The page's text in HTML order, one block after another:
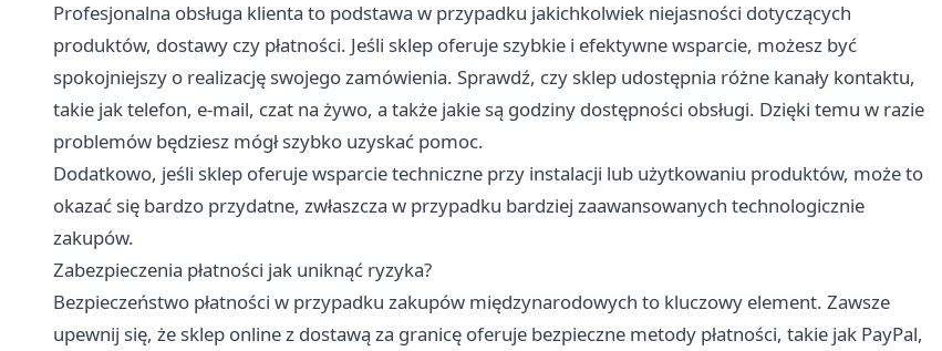
Profesjonalna obsługa klienta to podstawa w przypadku jakichkolwiek niejasności dotyczących
produktów, dostawy czy płatności. Jeśli sklep oferuje szybkie i efektywne wsparcie, możesz być
spokojniejszy o realizację swojego zamówienia. Sprawdź, czy sklep udostępnia różne kanały kontaktu,
takie jak telefon, e-mail, czat na żywo, a także jakie są godziny dostępności obsługi. Dzięki temu w razie
problemów będziesz mógł szybko uzyskać pomoc.
Dodatkowo, jeśli sklep oferuje wsparcie techniczne przy instalacji lub użytkowaniu produktów, może to
okazać się bardzo przydatne, zwłaszcza w przypadku bardziej zaawansowanych technologicznie
zakupów.
Zabezpieczenia płatności jak uniknąć ryzyka?
Bezpieczeństwo płatności w przypadku zakupów międzynarodowych to kluczowy element. Zawsze
upewnij się, że sklep online z dostawą za granicę oferuje bezpieczne metody płatności, takie jak PayPal,